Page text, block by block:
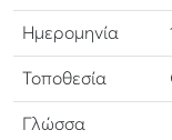
Ημερομηνία
Τοποθεσία
Γλώσσα